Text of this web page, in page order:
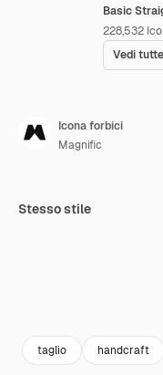
Basic
228,532
Vedi
Icona forbici
Magnific
Stesso stile
taglio handcraft